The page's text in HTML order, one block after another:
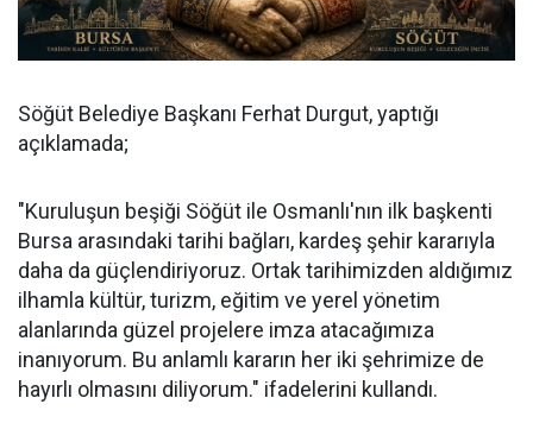
Söğüt Belediye Başkanı Ferhat Durgut, yaptığı
açıklamada;
"Kuruluşun beşiği Söğüt ile Osmanlı'nın ilk başkenti
Bursa arasındaki tarihi bağları, kardeş şehir kararıyla
daha da güçlendiriyoruz. Ortak tarihimizden aldığımız
ilhamla kültür, turizm, eğitim ve yerel yönetim
alanlarında güzel projelere imza atacağımıza
inanıyorum. Bu anlamlı kararın her iki şehrimize de
hayırlı olmasını diliyorum." ifadelerini kullandı.